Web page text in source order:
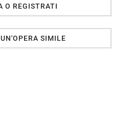
O REGISTRATI
SIMILE